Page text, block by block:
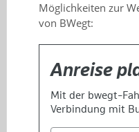
Möglichkeiten zur
von BWegt: